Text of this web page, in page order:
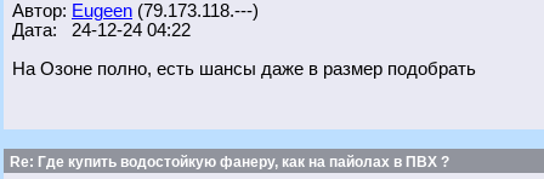
Автор: Eugeen (79.173.118.---)
Дата: 24-12-24 04:22
На Озоне полно, есть шансы даже в размер подобрать
Re: Где купить водостойкую фанеру, как на пайолах в ПВХ ?